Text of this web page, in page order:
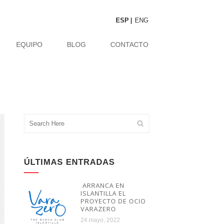
ESP ENG
EQUIPO BLOG CONTACTO
ÚLTIMAS ENTRADAS
ARRANCA EN
ISLANTILLA EL
PROYECTO DE OCIO
VARAZERO
24 mayo, 2022